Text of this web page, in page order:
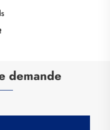
demande